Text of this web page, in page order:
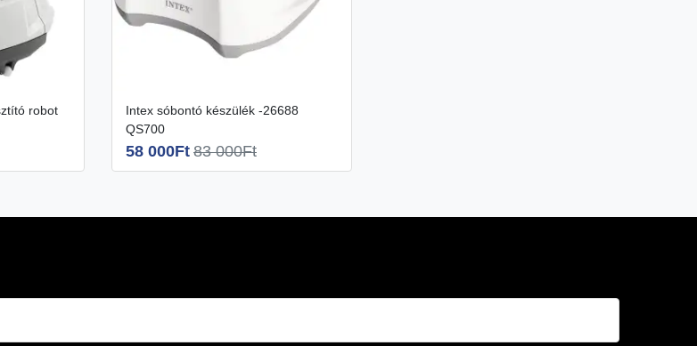
Intex sóbontó készülék -26688
QS700
58 000Ft 83 000Ft